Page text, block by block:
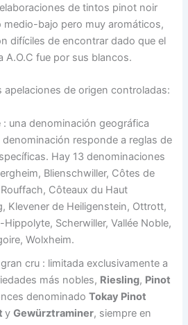
de tintos pinot noir
bajo pero muy aromáticos,
difíciles de encontrar dado que el
A.O.C fue por sus blancos.
apelaciones de origen controladas:
: una denominación geográfica
responde a reglas de
Hay 13 denominaciones
Blienschwiller, Côtes de
Côteaux du Haut
Klevener de Heiligenstein, Ottrott,
Hippolyte, Scherwiller, Vallée Noble,
Wolxheim.
cru : limitada exclusivamente a
más nobles, Riesling, Pinot
denominadoTokay Pinot
yGewürztraminer, siempre en